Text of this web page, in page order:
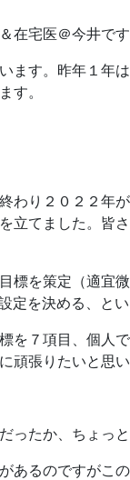
在宅医＠今井です
ます。昨年１年
す。
わり２０２２年
立てました。皆
標を策定（適宜
を決める、とい
を７項目、個人
頑張りたいと思い
ったか、ちょっ
あるのですがこ